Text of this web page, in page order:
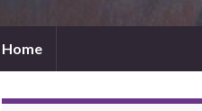
Home